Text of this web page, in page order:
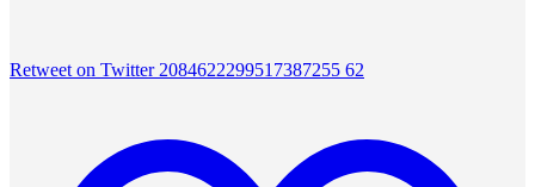
Retweet on Twitter 2084622299517387255 62